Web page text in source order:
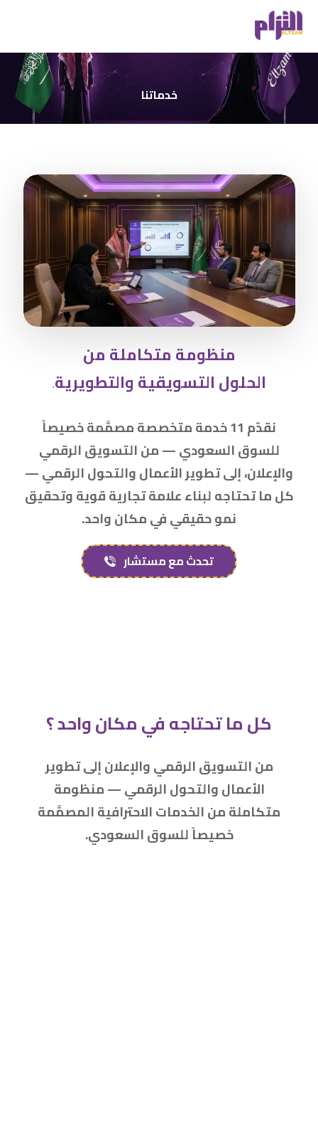
خدماتنا
منظومة متكاملة من
الحلول التسويقية والتطويرية.
نقدّم 11 خدمة متخصصة مصمَّمة خصيصاً
للسوق السعودي — من التسويق الرقمي
والإعلان، إلى تطوير الأعمال والتحول الرقمي —
كل ما تحتاجه لبناء علامة تجارية قوية وتحقيق
نمو حقيقي في مكان واحد.
تحدث مع مستشار
كل ما تحتاجه في مكان واحد ؟
من التسويق الرقمي والإعلان إلى تطوير
الأعمال والتحول الرقمي — منظومة
متكاملة من الخدمات الاحترافية المصمَّمة
خصيصاً للسوق السعودي.